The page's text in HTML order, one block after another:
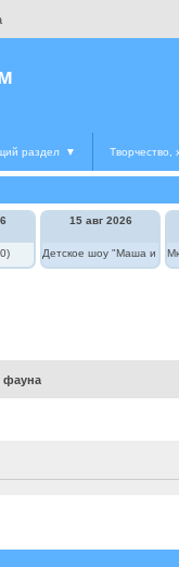
раздел ▼ Творчество,
15 авг 2026
Детское шоу "Маша и
фауна